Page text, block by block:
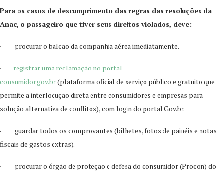
Para os casos de descumprimento das regras das resoluções da
Anac, o passageiro que tiver seus direitos violados, deve:
· procurar o balcão da companhia aérea imediatamente.
· registrar uma reclamação no portal
consumidor.gov.br(plataforma oficial de serviço público e gratuito que
permite a interlocução direta entre consumidores e empresas para
solução alternativa de conflitos), com login do portal Gov.br.
· guardar todos os comprovantes (bilhetes, fotos de painéis e notas
fiscais de gastos extras).
· procurar o órgão de proteção e defesa do consumidor (Procon) do